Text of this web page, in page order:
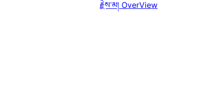
རྗེས་མ། OverView